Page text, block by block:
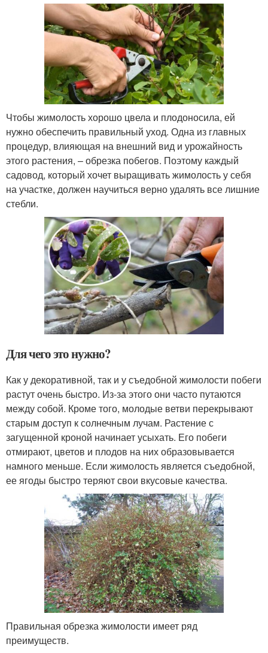
Чтобы жимолость хорошо цвела и плодоносила, ей
нужно обеспечить правильный уход. Одна из главных
процедур, влияющая на внешний вид и урожайность
этого растения, – обрезка побегов. Поэтому каждый
садовод, который хочет выращивать жимолость у себя
на участке, должен научиться верно удалять все лишние
стебли.
Для чего это нужно?
Как у декоративной, так и у съедобной жимолости побеги
растут очень быстро. Из-за этого они часто путаются
между собой. Кроме того, молодые ветви перекрывают
старым доступ к солнечным лучам. Растение с
загущенной кроной начинает усыхать. Его побеги
отмирают, цветов и плодов на них образовывается
намного меньше. Если жимолость является съедобной,
ее ягоды быстро теряют свои вкусовые качества.
Правильная обрезка жимолости имеет ряд
преимуществ.